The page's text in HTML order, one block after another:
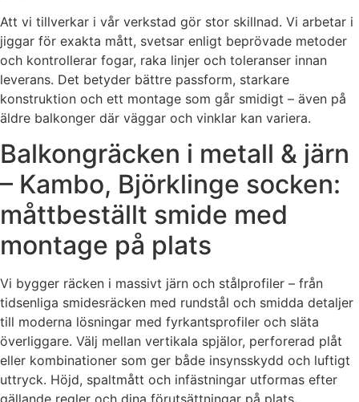
Att vi tillverkar i vår verkstad gör stor skillnad. Vi arbetar i
jiggar för exakta mått, svetsar enligt beprövade metoder
och kontrollerar fogar, raka linjer och toleranser innan
leverans. Det betyder bättre passform, starkare
konstruktion och ett montage som går smidigt – även på
äldre balkonger där väggar och vinklar kan variera.
Balkongräcken i metall & järn
– Kambo, Björklinge socken:
måttbeställt smide med
montage på plats
Vi bygger räcken i massivt järn och stålprofiler – från
tidsenliga smidesräcken med rundstål och smidda detaljer
till moderna lösningar med fyrkantsprofiler och släta
överliggare. Välj mellan vertikala spjälor, perforerad plåt
eller kombinationer som ger både insynsskydd och luftigt
uttryck. Höjd, spaltmått och infästningar utformas efter